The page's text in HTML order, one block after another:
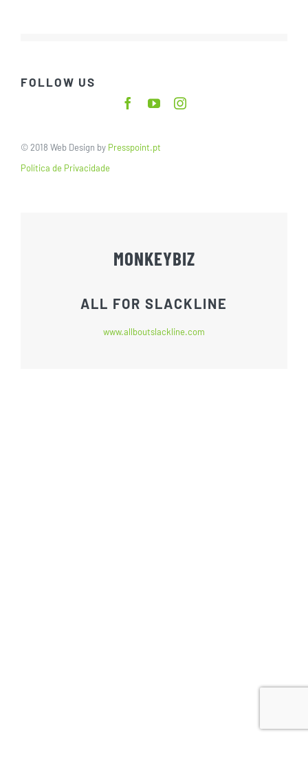
FOLLOW US
© 2018 Web Design by Presspoint.pt
Política de Privacidade
MONKEYBIZ
ALL FOR SLACKLINE
www.allboutslackline.com